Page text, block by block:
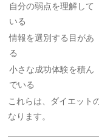
自分の弱点を理解して
いる
情報を選別する目があ
る
小さな成功体験を積ん
でいる
これらは、ダイエット
なります。